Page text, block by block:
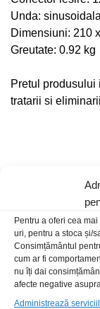
Pentru a oferi cea
uri, pentru a stoca și/
Consimțământul
cum ar fi
nu îți dai
afecte negative
Administrează
Unda:
Dimensiuni: 210
Greutate: 0.92 kg
Pretul produsului
tratarii si